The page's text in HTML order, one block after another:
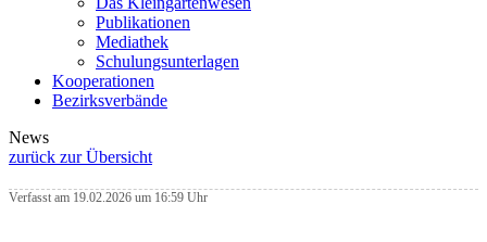
Publikationen
Mediathek
Schulungsunterlagen
Kooperationen
Bezirksverbände
News
zurück zur Übersicht
Verfasst am 19.02.2026 um 16:59 Uhr